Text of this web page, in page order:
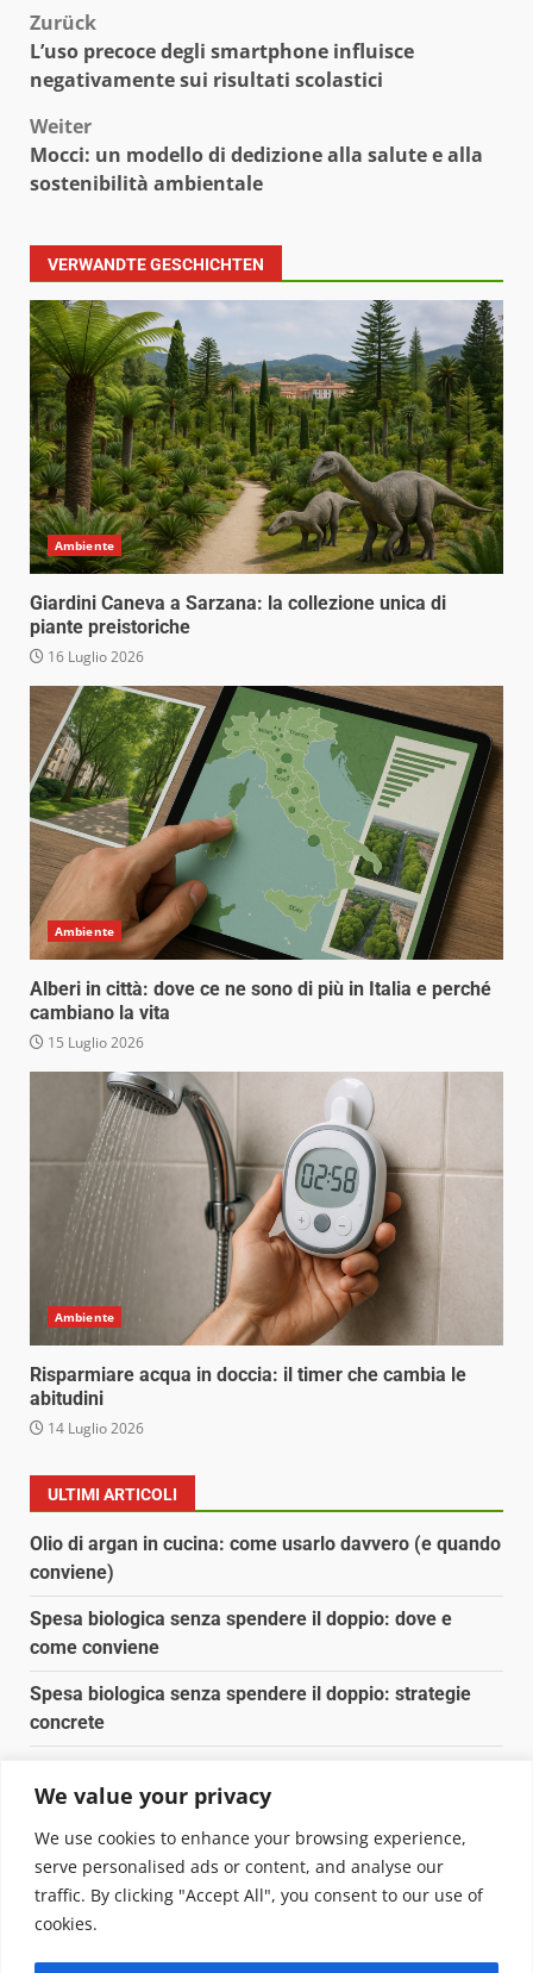
We value your privacy
We use cookies to enhance your browsing experience,
serve personalised ads or content, and analyse our
traffic. By clicking "Accept All", you consent to our use of
cookies.
Beitragsnavigation
Zurück
L’uso precoce degli smartphone influisce
negativamente sui risultati scolastici
Weiter
Mocci: un modello di dedizione alla salute e alla
sostenibilità ambientale
VERWANDTE GESCHICHTEN
Ambiente
Giardini Caneva a Sarzana: la collezione unica di
piante preistoriche
16 Luglio 2026
Ambiente
Alberi in città: dove ce ne sono di più in Italia e perché
cambiano la vita
15 Luglio 2026
Ambiente
Risparmiare acqua in doccia: il timer che cambia le
abitudini
14 Luglio 2026
ULTIMI ARTICOLI
Olio di argan in cucina: come usarlo davvero (e quando
conviene)
Spesa biologica senza spendere il doppio: dove e
come conviene
Spesa biologica senza spendere il doppio: strategie
concrete
Pulizia naturale della casa: 3 ingredienti che
sostituiscono 10 prodotti chimici
Copyright © 2025 Biopianeta.it proprietà di Jws Media